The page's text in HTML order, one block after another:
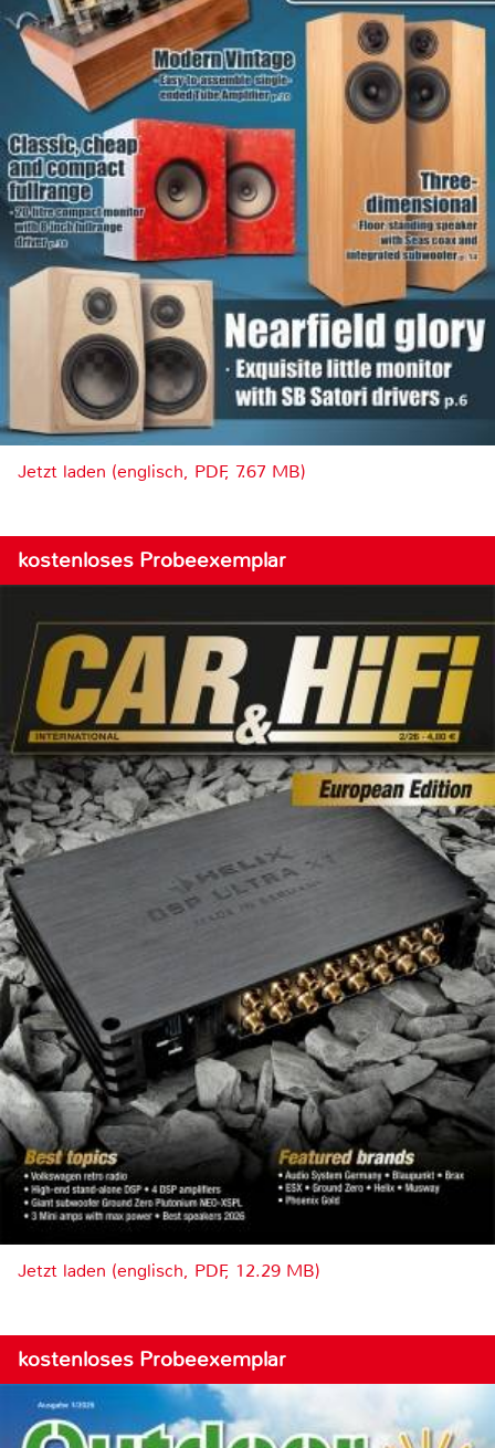
Jetzt laden (englisch, PDF, 7.67 MB)
kostenloses Probeexemplar
Jetzt laden (englisch, PDF, 12.29 MB)
kostenloses Probeexemplar